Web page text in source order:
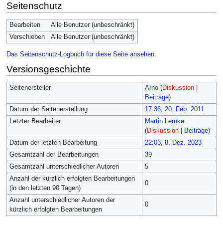
Seitenschutz
Bearbeiten
Alle Benutzer (unbeschränkt)
Verschieben
Alle Benutzer (unbeschränkt)
Das Seitenschutz-Logbuch für diese Seite ansehen.
Versionsgeschichte
Seitenersteller Arno (Diskussion|
Beiträge)
Datum der Seitenerstellung
17:36, 20. Feb. 2011
Letzter Bearbeiter
Martin Lemke
(Diskussion| Beiträge)
Datum der letzten Bearbeitung
22:03, 8. Dez. 2023
Gesamtzahl der Bearbeitungen
39
Gesamtzahl unterschiedlicher Autoren
5
Anzahl der kürzlich erfolgten Bearbeitungen
(in den letzten 90 Tagen)
0
Anzahl unterschiedlicher Autoren der
kürzlich erfolgten Bearbeitungen
0